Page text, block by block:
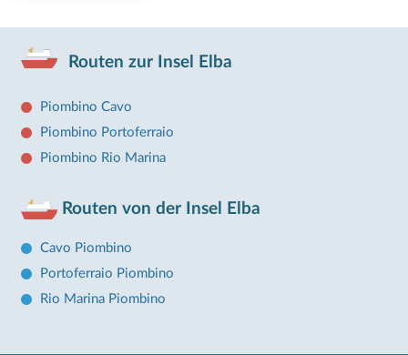
Routen zur Insel Elba
Piombino Cavo
Piombino Portoferraio
Piombino Rio Marina
Routen von der Insel Elba
Cavo Piombino
Portoferraio Piombino
Rio Marina Piombino